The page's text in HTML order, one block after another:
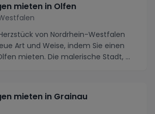
mieten in Olfen
von Nordrhein-Westfalen
Art und Weise, indem Sie einen
mieten. Die malerische Stadt, ...
mieten in Grainau